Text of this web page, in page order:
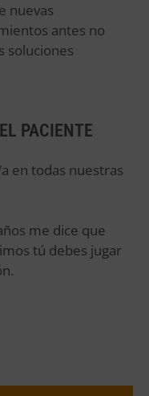
nuevas
antes no
soluciones
PACIENTE
en todas nuestras
me dice que
tú debes jugar